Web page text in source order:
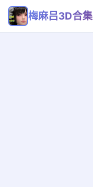
梅麻吕3D合集